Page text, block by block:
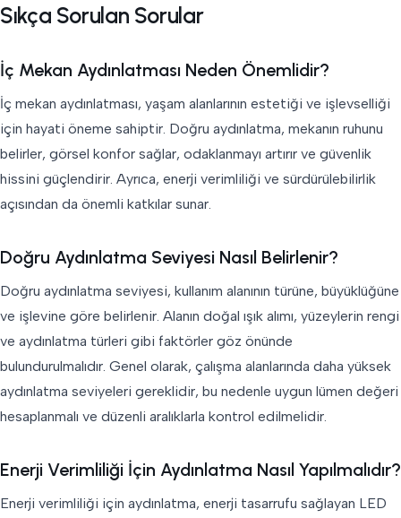
Sıkça Sorulan Sorular
İç Mekan Aydınlatması Neden Önemlidir?
İç mekan aydınlatması, yaşam alanlarının estetiği ve işlevselliği
için hayati öneme sahiptir. Doğru aydınlatma, mekanın ruhunu
belirler, görsel konfor sağlar, odaklanmayı artırır ve güvenlik
hissini güçlendirir. Ayrıca, enerji verimliliği ve sürdürülebilirlik
açısından da önemli katkılar sunar.
Doğru Aydınlatma Seviyesi Nasıl Belirlenir?
Doğru aydınlatma seviyesi, kullanım alanının türüne, büyüklüğüne
ve işlevine göre belirlenir. Alanın doğal ışık alımı, yüzeylerin rengi
ve aydınlatma türleri gibi faktörler göz önünde
bulundurulmalıdır. Genel olarak, çalışma alanlarında daha yüksek
aydınlatma seviyeleri gereklidir, bu nedenle uygun lümen değeri
hesaplanmalı ve düzenli aralıklarla kontrol edilmelidir.
Enerji Verimliliği İçin Aydınlatma Nasıl Yapılmalıdır?
Enerji verimliliği için aydınlatma, enerji tasarrufu sağlayan LED